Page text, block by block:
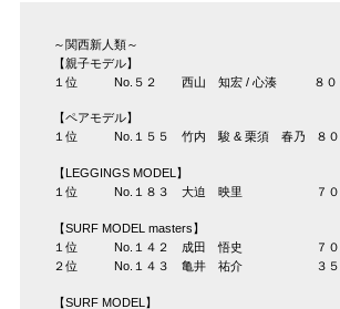
～関西新人類～
【親子モデル】
１位 No.５２ 西山 知宏 / 心湊 ８０
【ペアモデル】
１位 No.１５５ 竹内 駿 & 栗須 春乃 ８０
【LEGGINGS MODEL】
１位 No.１８３ 大迫 映里 ７０
【SURF MODEL masters】
１位 No.１４２ 成田 悟史 ７０
２位 No.１４３ 亀井 祐介 ３５
【SURF MODEL】